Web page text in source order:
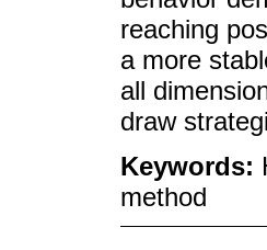
reaching
a more
all
draw
Keywords:
method